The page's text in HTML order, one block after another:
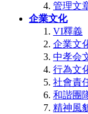
管理文
企業文化
VI釋義
企業文
中孝会
行為文
社會責
和諧團
精神風